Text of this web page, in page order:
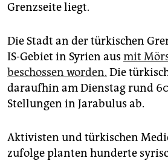
Grenzseite liegt.
Die Stadt an der türkischen
IS-Gebiet in Syrien aus mit
beschossen worden. Die
daraufhin am Dienstag rund 60
Stellungen in Jarabulus ab.
Aktivisten und türkischen
zufolge planten hunderte